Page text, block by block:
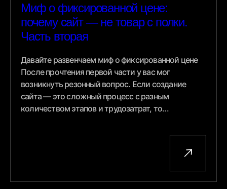
Миф о фиксированной цене:
почему сайт — не товар с полки.
Часть вторая
Давайте развенчаем миф о фиксированной цене
После прочтения первой части у вас мог
возникнуть резонный вопрос. Если создание
сайта — это сложный процесс с разным
количеством этапов и трудозатрат, то...